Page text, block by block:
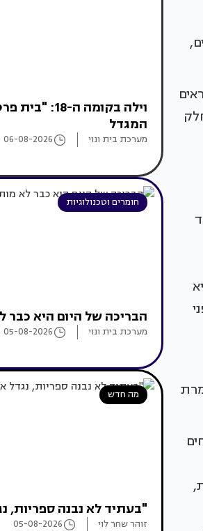
וילה בקומה ה-
המגדל
מערכת בית ונוי 06-08-2026
חומרים וטכנולוגיות
הבריכה של היום היא כבר
מערכת בית ונוי 05-08-2026
מה חדש
"בעתיד לא נבנה ספריות,
זוהר שחר לוי 05-08-2026